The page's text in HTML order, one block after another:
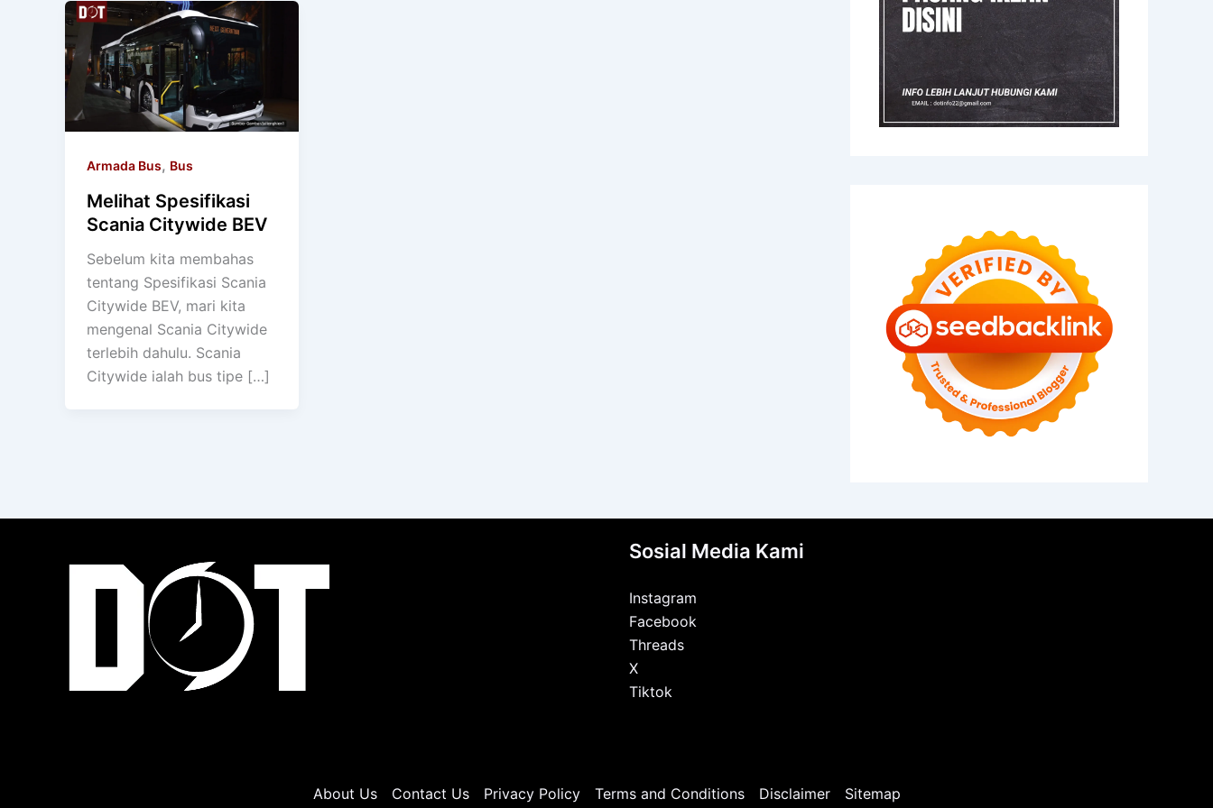
Armada Bus, Bus
Melihat Spesifikasi
Scania Citywide BEV
Sebelum kita membahas
tentang Spesifikasi Scania
Citywide BEV, mari kita
mengenal Scania Citywide
terlebih dahulu. Scania
Citywide ialah bus tipe […]
Sosial Media Kami
Instagram
Facebook
Threads
X
Tiktok
About Us Contact Us Privacy Policy Terms and Conditions Disclaimer Sitemap